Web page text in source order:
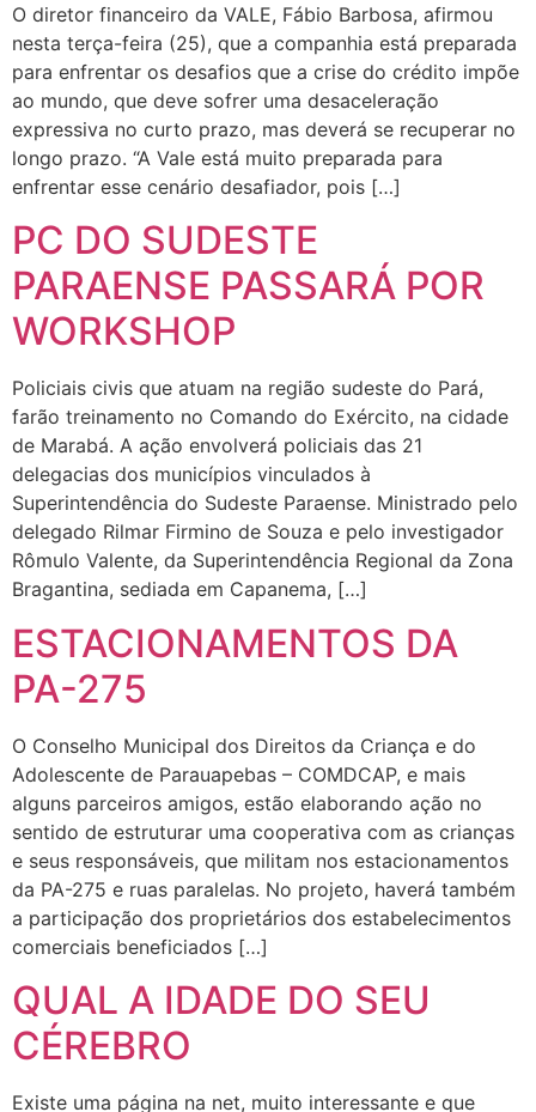
O diretor financeiro da VALE, Fábio Barbosa, afirmou
nesta terça-feira (25), que a companhia está preparada
para enfrentar os desafios que a crise do crédito impõe
ao mundo, que deve sofrer uma desaceleração
expressiva no curto prazo, mas deverá se recuperar no
longo prazo. “A Vale está muito preparada para
enfrentar esse cenário desafiador, pois […]
PC DO SUDESTE
PARAENSE PASSARÁ POR
WORKSHOP
Policiais civis que atuam na região sudeste do Pará,
farão treinamento no Comando do Exército, na cidade
de Marabá. A ação envolverá policiais das 21
delegacias dos municípios vinculados à
Superintendência do Sudeste Paraense. Ministrado pelo
delegado Rilmar Firmino de Souza e pelo investigador
Rômulo Valente, da Superintendência Regional da Zona
Bragantina, sediada em Capanema, […]
ESTACIONAMENTOS DA
PA-275
O Conselho Municipal dos Direitos da Criança e do
Adolescente de Parauapebas – COMDCAP, e mais
alguns parceiros amigos, estão elaborando ação no
sentido de estruturar uma cooperativa com as crianças
e seus responsáveis, que militam nos estacionamentos
da PA-275 e ruas paralelas. No projeto, haverá também
a participação dos proprietários dos estabelecimentos
comerciais beneficiados […]
QUAL A IDADE DO SEU
CÉREBRO
Existe uma página na net, muito interessante e que